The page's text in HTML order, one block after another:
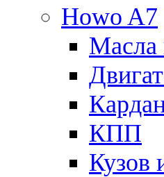
Howo A7
Масла
КПП
Кузов